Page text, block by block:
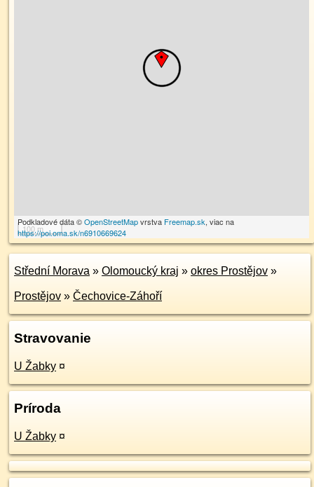
100 m
Podkladové dáta ©OpenStreetMapvrstva Freemap.sk, viac na
https://poi.oma.sk/n6910669624
Střední Morava » Olomoucký kraj » okres Prostějov »
Prostějov » Čechovice-Záhoří
Stravovanie
U Žabky ¤
Príroda
U Žabky ¤